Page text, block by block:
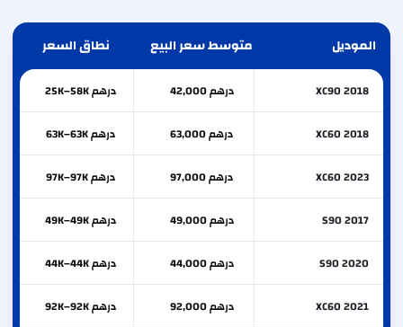
الموديل متوسط سعر البيع نطاق السعر
XC90 2018 درهم 42,000 درهم 25K–58K
XC60 2018 درهم 63,000 درهم 63K–63K
XC60 2023 درهم 97,000 درهم 97K–97K
S90 2017 درهم 49,000 درهم 49K–49K
S90 2020 درهم 44,000 درهم 44K–44K
XC60 2021 درهم 92,000 درهم 92K–92K